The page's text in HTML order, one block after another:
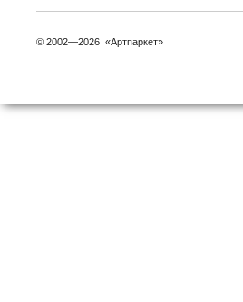
© 2002—2026 «Артпаркет»